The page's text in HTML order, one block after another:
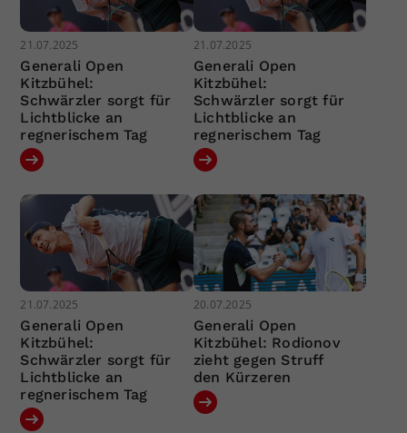
21.07.2025
Generali Open
Kitzbühel:
Schwärzler sorgt für
Lichtblicke an
regnerischem Tag
21.07.2025
Generali Open
Kitzbühel:
Schwärzler sorgt für
Lichtblicke an
regnerischem Tag
21.07.2025
Generali Open
Kitzbühel:
Schwärzler sorgt für
Lichtblicke an
regnerischem Tag
20.07.2025
Generali Open
Kitzbühel: Rodionov
zieht gegen Struff
den Kürzeren